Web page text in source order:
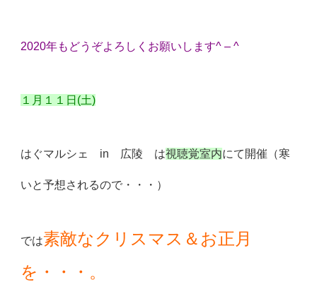
2020年もどうぞよろしくお願いします^ – ^
１月１１日(土)
はぐマルシェ in 広陵 は視聴覚室内にて開催（寒
いと予想されるので・・・）
では素敵なクリスマス＆お正月
を・・・。